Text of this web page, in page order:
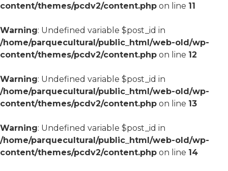
content/themes/pcdv2/content.php on line 11
Warning: Undefined variable $post_id in
/home/parquecultural/public_html/web-old/wp-
content/themes/pcdv2/content.php on line 12
Warning: Undefined variable $post_id in
/home/parquecultural/public_html/web-old/wp-
content/themes/pcdv2/content.php on line 13
Warning: Undefined variable $post_id in
/home/parquecultural/public_html/web-old/wp-
content/themes/pcdv2/content.php on line 14